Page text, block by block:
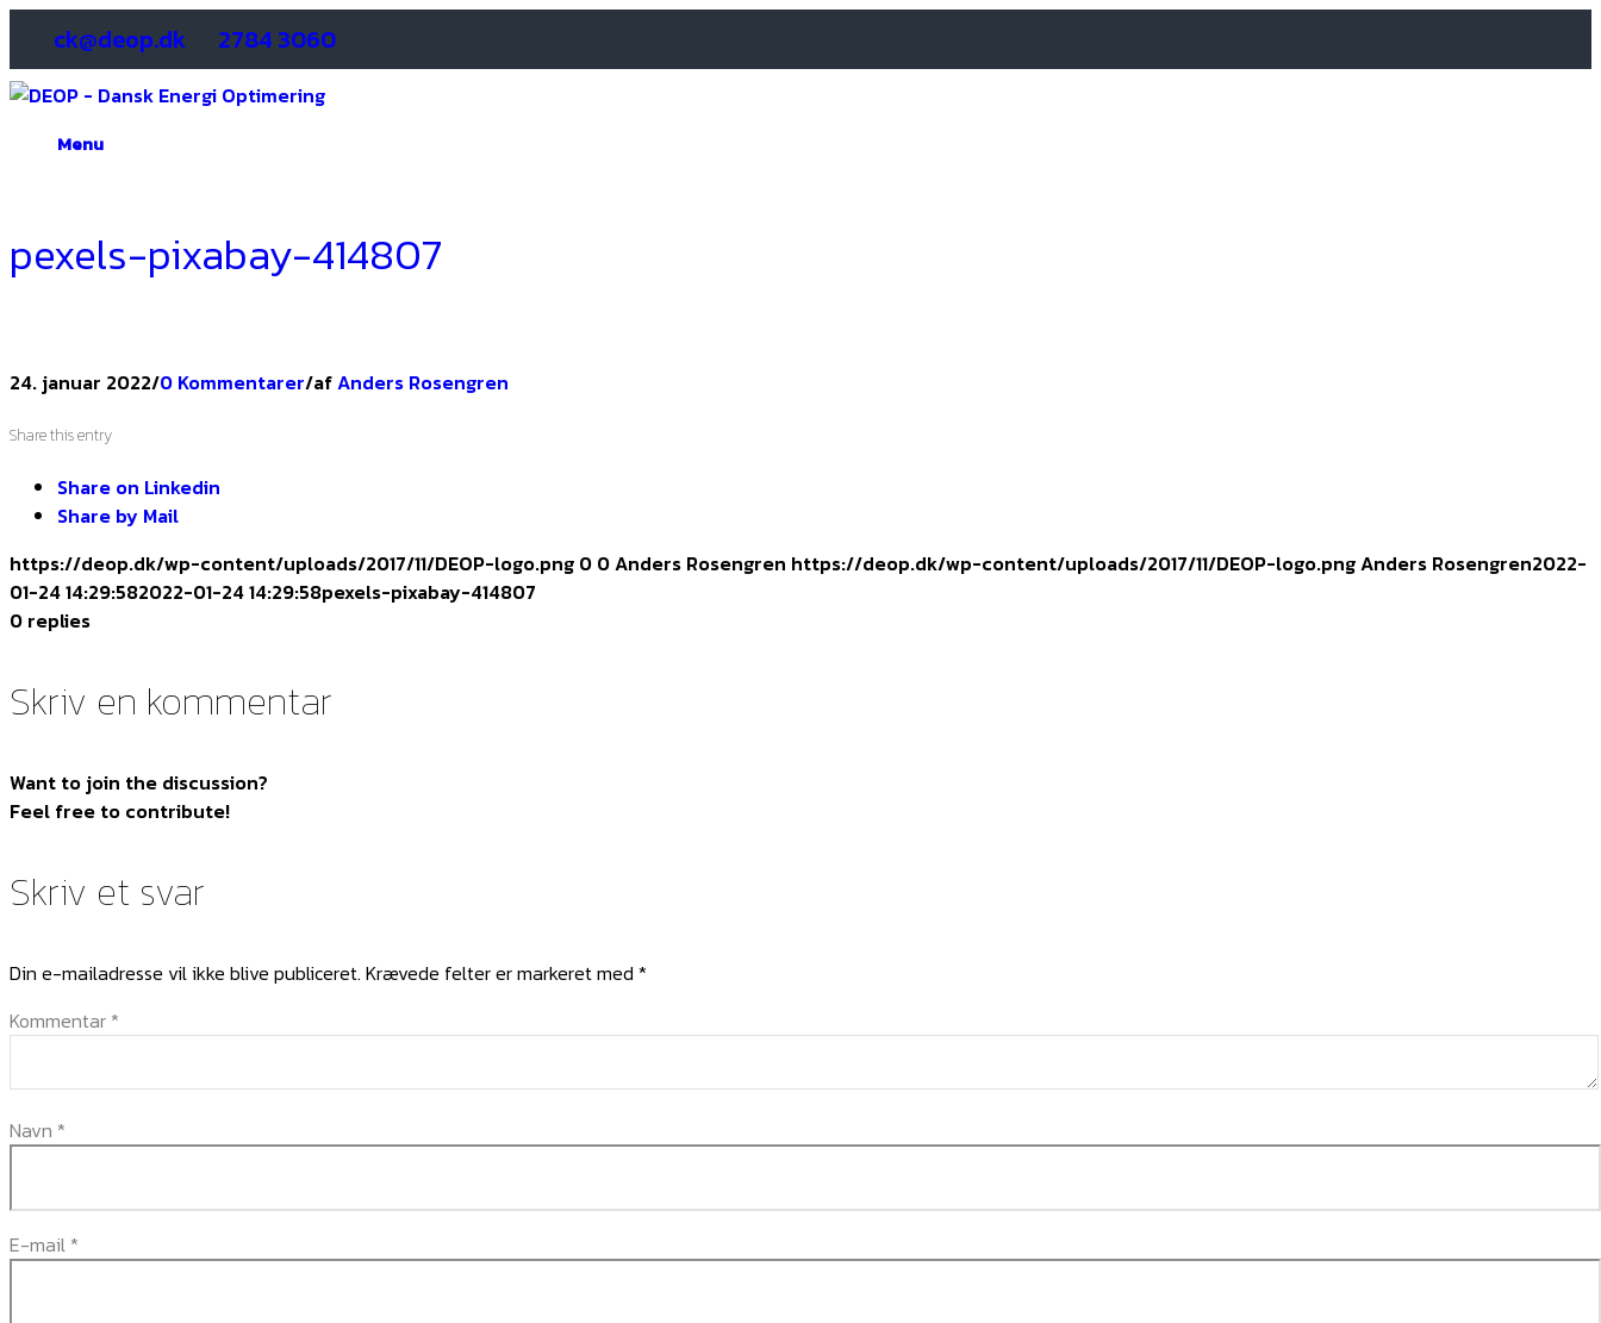
ck@deop.dk 2784 3060
Menu
pexels-pixabay-414807
24. januar 2022/0 Kommentarer/afAnders Rosengren
Share this entry
Share on Linkedin
Share by Mail
https://deop.dk/wp-content/uploads/2017/11/DEOP-logo.png 0 0Anders Rosengren https://deop.dk/wp-content/uploads/2017/11/DEOP-logo.pngAnders Rosengren2022-
01-24 14:29:582022-01-24 14:29:58pexels-pixabay-414807
0 replies
Skriv en kommentar
Want to join the discussion?
Feel free to contribute!
Skriv et svar
Din e-mailadresse vil ikke blive publiceret. Krævede felter er markeret med *
Kommentar *
Navn *
E-mail *